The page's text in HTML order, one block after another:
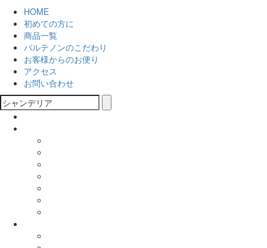
HOME
初めての方に
商品一覧
パルテノンのこだわり
お客様からのお便り
アクセス
お問い合わせ